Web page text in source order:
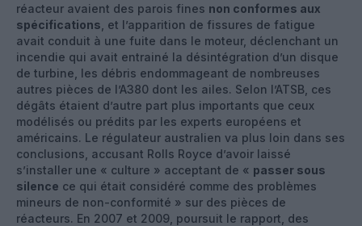
réacteur avaient des parois fines non conformes aux
spécifications , et l’apparition de fissures de fatigue
avait conduit à une fuite dans le moteur, déclenchant un
incendie qui avait entrainé la désintégration d’un disque
de turbine, les débris endommageant de nombreuses
autres pièces de l’A380 dont les ailes. Selon l’ATSB, ces
dégâts étaient d’autre part plus importants que ceux
modélisés ou prédits par les experts européens et
américains. Le régulateur australien va plus loin dans ses
conclusions, accusant Rolls Royce d’avoir laissé
s’installer une « culture » acceptant de « passer sous
silence ce qui était considéré comme des problèmes
mineurs de non-conformité » sur des pièces de
réacteurs. En 2007 et 2009, poursuit le rapport, des